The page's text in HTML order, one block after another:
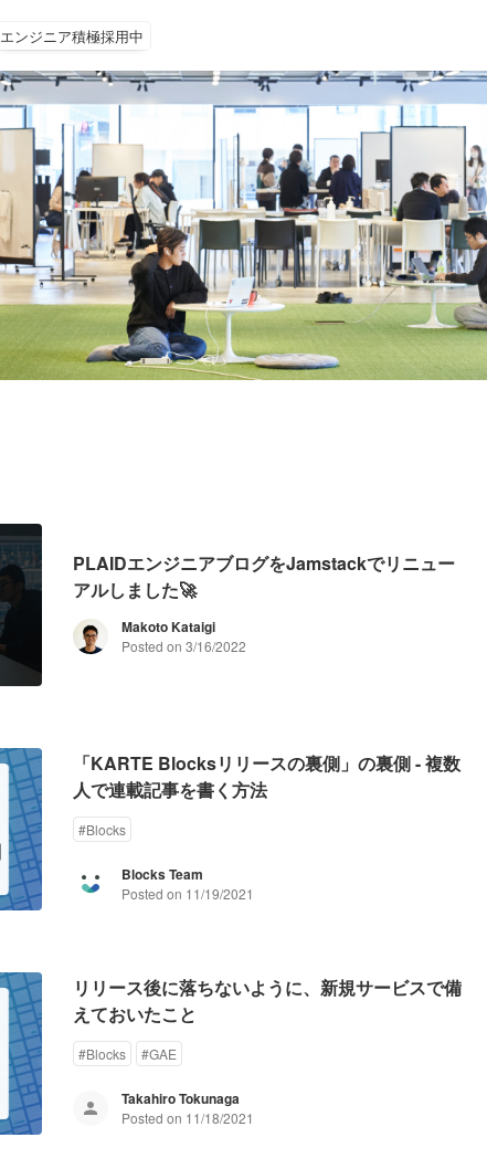
エンジニア積極採用中
PLAIDエンジニアブログをJamstackでリニュー
アルしました🚀
Makoto Kataigi
Posted on 3/16/2022
「KARTE Blocksリリースの裏側」の裏側 - 複数
人で連載記事を書く方法
#Blocks
Blocks Team
Posted on 11/19/2021
リリース後に落ちないように、新規サービスで備
えておいたこと
#Blocks #GAE
Takahiro Tokunaga
Posted on 11/18/2021